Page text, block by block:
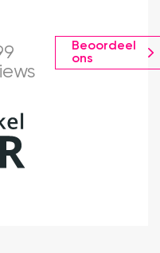
Beoordeel
ons